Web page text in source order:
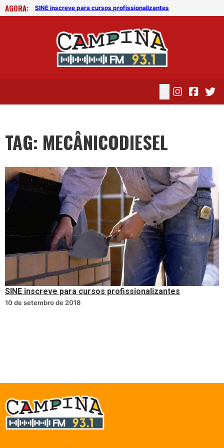
AGORA: SINE inscreve para cursos profissionalizantes
TAG: MECÂNICODIESEL
SINE inscreve para cursos profissionalizantes
10 de setembro de 2018